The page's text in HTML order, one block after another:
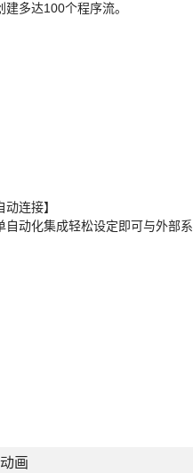
建多达100个程序流。
动连接】
自动化集成轻松设定即可与外部
画